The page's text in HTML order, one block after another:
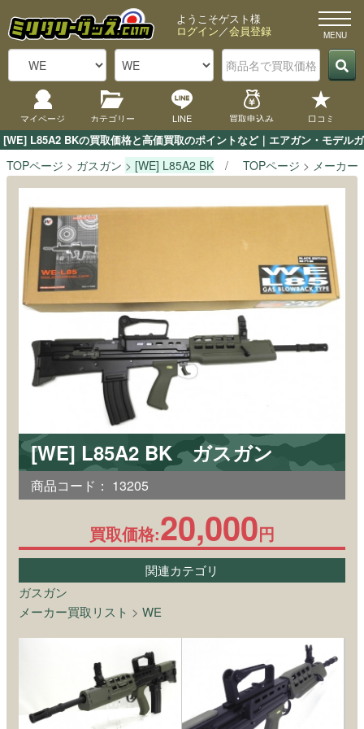
[WE] L85A2 BKの買取価格と高価買取のポイントなど｜エアガン・モデル
ようこそゲスト様
ログイン／会員登録
マイページ カテゴリー LINE 買取申込み 口コミ
TOPページ ガスガン [WE] L85A2 BK TOPページ メーカー
[WE] L85A2 BK ガスガン
商品コード： 13205
買取価格:20,000円
関連カテゴリ
ガスガン
メーカー買取リスト > WE